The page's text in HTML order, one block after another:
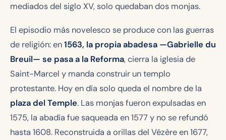
mediados del siglo XV, solo quedaban dos monjas.
El episodio más novelesco se produce con las guerras
de religión: en1563, la propia abadesa —Gabrielle du
Breuil— se pasa a la Reforma, cierra la iglesia de
Saint-Marcel y manda construir un templo
protestante. Hoy en día solo queda el nombre de la
plaza del Temple. Las monjas fueron expulsadas en
1575, la abadía fue saqueada en 1577 y no se refundó
hasta 1608. Reconstruida a orillas del Vézère en 1677,